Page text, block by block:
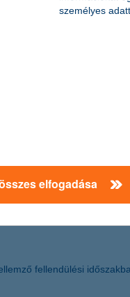
fellendülési
személyes
elfogadása